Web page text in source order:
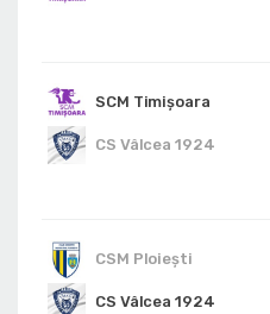
SCM Timișoara
CS Vâlcea 1924
CSM Ploiești
CS Vâlcea 1924